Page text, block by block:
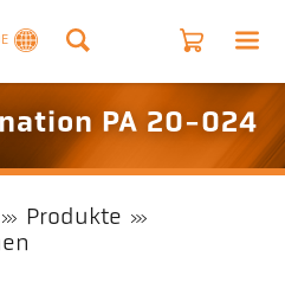
PA 20-024
Produkte